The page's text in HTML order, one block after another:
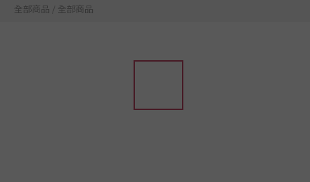
全部商品 / 全部商品